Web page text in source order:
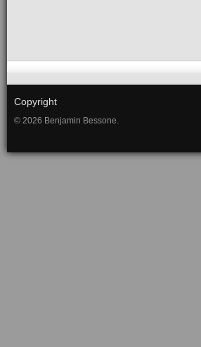
Copyright
© 2026 Benjamin Bessone.